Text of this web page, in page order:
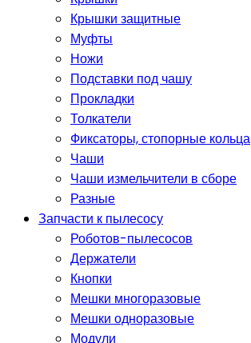
Крышки защитные
Муфты
Ножи
Подставки под чашу
Прокладки
Толкатели
Фиксаторы, стопорные кольца
Чаши
Чаши измельчители в сборе
Разные
Запчасти к пылесосу
Роботов-пылесосов
Держатели
Кнопки
Мешки многоразовые
Мешки одноразовые
Модули